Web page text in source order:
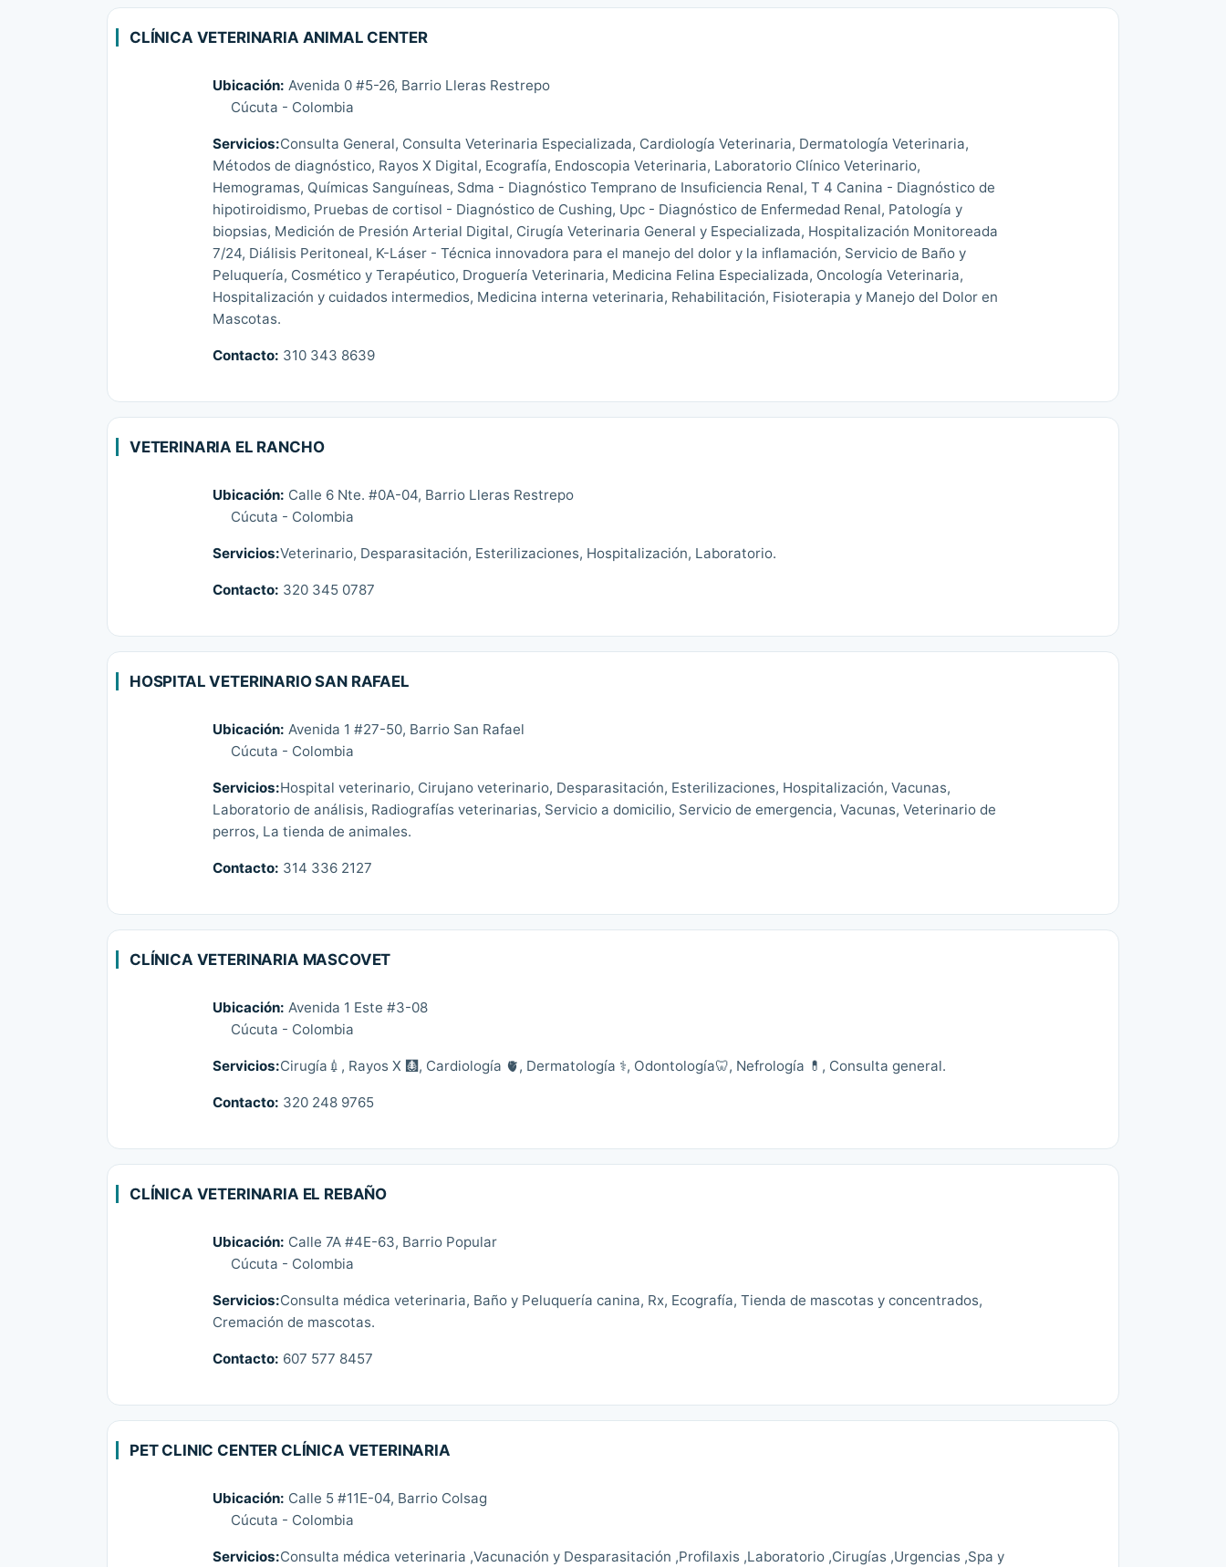
CLÍNICA VETERINARIA ANIMAL CENTER
Ubicación: Avenida 0 #5-26, Barrio Lleras Restrepo
Cúcuta - Colombia
Servicios:Consulta General, Consulta Veterinaria Especializada, Cardiología Veterinaria, Dermatología Veterinaria,
Métodos de diagnóstico, Rayos X Digital, Ecografía, Endoscopia Veterinaria, Laboratorio Clínico Veterinario,
Hemogramas, Químicas Sanguíneas, Sdma - Diagnóstico Temprano de Insuficiencia Renal, T 4 Canina - Diagnóstico de
hipotiroidismo, Pruebas de cortisol - Diagnóstico de Cushing, Upc - Diagnóstico de Enfermedad Renal, Patología y
biopsias, Medición de Presión Arterial Digital, Cirugía Veterinaria General y Especializada, Hospitalización Monitoreada
7/24, Diálisis Peritoneal, K-Láser - Técnica innovadora para el manejo del dolor y la inflamación, Servicio de Baño y
Peluquería, Cosmético y Terapéutico, Droguería Veterinaria, Medicina Felina Especializada, Oncología Veterinaria,
Hospitalización y cuidados intermedios, Medicina interna veterinaria, Rehabilitación, Fisioterapia y Manejo del Dolor en
Mascotas.
Contacto: 310 343 8639
VETERINARIA EL RANCHO
Ubicación: Calle 6 Nte. #0A-04, Barrio Lleras Restrepo
Cúcuta - Colombia
Servicios:Veterinario, Desparasitación, Esterilizaciones, Hospitalización, Laboratorio.
Contacto: 320 345 0787
HOSPITAL VETERINARIO SAN RAFAEL
Ubicación: Avenida 1 #27-50, Barrio San Rafael
Cúcuta - Colombia
Servicios:Hospital veterinario, Cirujano veterinario, Desparasitación, Esterilizaciones, Hospitalización, Vacunas,
Laboratorio de análisis, Radiografías veterinarias, Servicio a domicilio, Servicio de emergencia, Vacunas, Veterinario de
perros, La tienda de animales.
Contacto: 314 336 2127
CLÍNICA VETERINARIA MASCOVET
Ubicación: Avenida 1 Este #3-08
Cúcuta - Colombia
Servicios:Cirugía💉, Rayos X 🩻, Cardiología 🫀, Dermatología ⚕️, Odontología🦷, Nefrología 💊, Consulta general.
Contacto: 320 248 9765
CLÍNICA VETERINARIA EL REBAÑO
Ubicación: Calle 7A #4E-63, Barrio Popular
Cúcuta - Colombia
Servicios:Consulta médica veterinaria, Baño y Peluquería canina, Rx, Ecografía, Tienda de mascotas y concentrados,
Cremación de mascotas.
Contacto: 607 577 8457
PET CLINIC CENTER CLÍNICA VETERINARIA
Ubicación: Calle 5 #11E-04, Barrio Colsag
Cúcuta - Colombia
Servicios:Consulta médica veterinaria ,Vacunación y Desparasitación ,Profilaxis ,Laboratorio ,Cirugías ,Urgencias ,Spa y